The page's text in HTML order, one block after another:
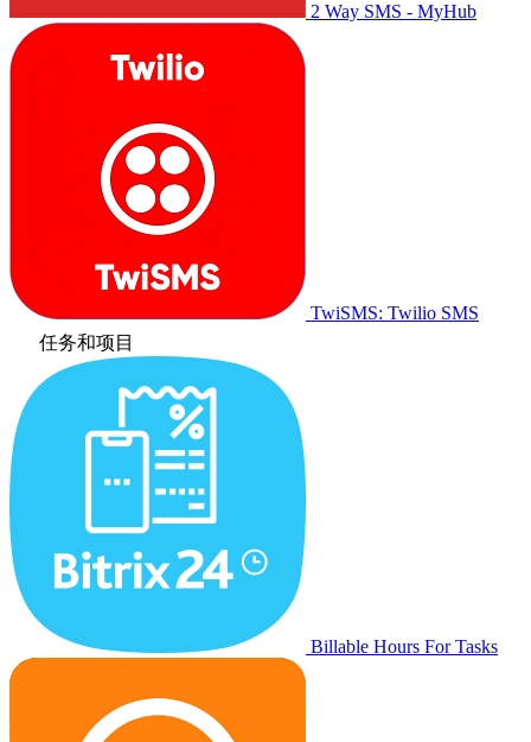
2 Way SMS - MyHub
TwiSMS: Twilio SMS
任务和项目
Billable Hours For Tasks